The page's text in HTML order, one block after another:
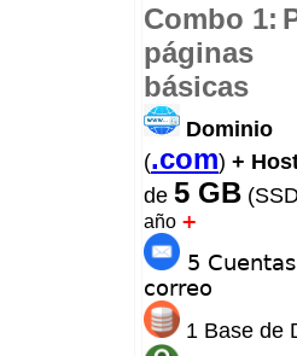
Combo 1:
páginas
básicas
Dominio
(.com) +
de 5 GB
año +
5
correo
1 Base de